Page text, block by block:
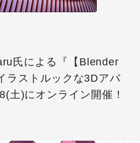
氏による『【Blender
ラストルックな3Dアバ
土)にオンライン開催！